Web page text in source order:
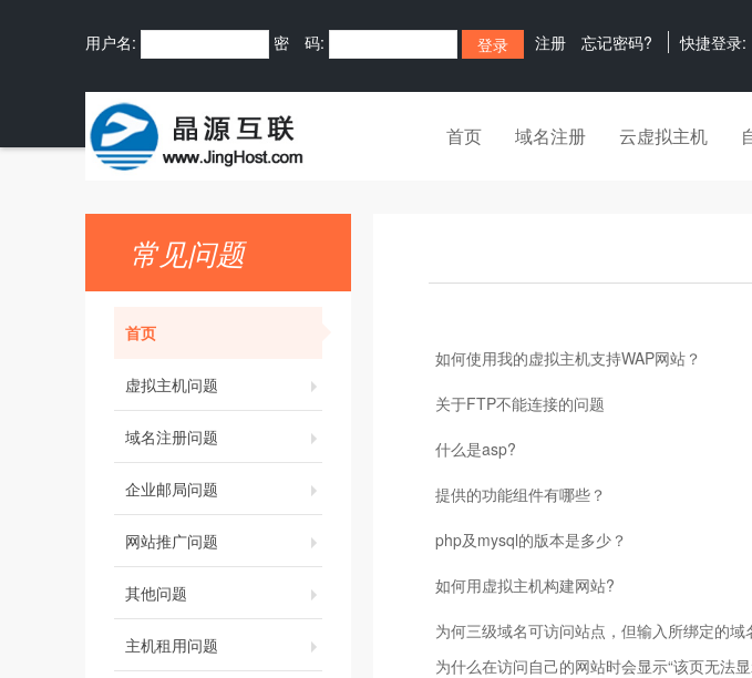
用户名: 密 码: 注册 忘记密码? 快捷登录:
首页 域名注册 云虚拟主机
常见问题
首页
虚拟主机问题
域名注册问题
企业邮局问题
网站推广问题
其他问题
主机租用问题
如何使用我的虚拟主机支持WAP网站？
关于FTP不能连接的问题
什么是asp?
提供的功能组件有哪些？
php及mysql的版本是多少？
如何用虚拟主机构建网站?
为何三级域名可访问站点，但输入所绑定的域
为什么在访问自己的网站时会显示“该页无法